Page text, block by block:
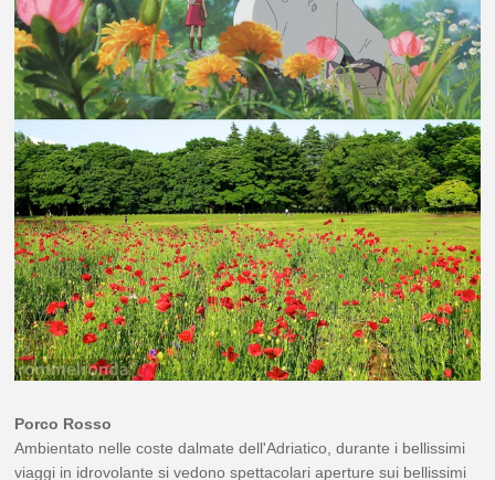
Porco Rosso
Ambientato nelle coste dalmate dell'Adriatico, durante i bellissimi
viaggi in idrovolante si vedono spettacolari aperture sui bellissimi